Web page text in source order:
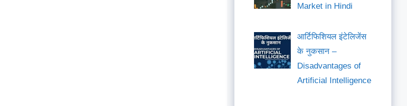
Market in Hindi
आर्टिफिशियल इंटेलिजेंस
के नुकसान –
Disadvantages of
Artificial Intelligence